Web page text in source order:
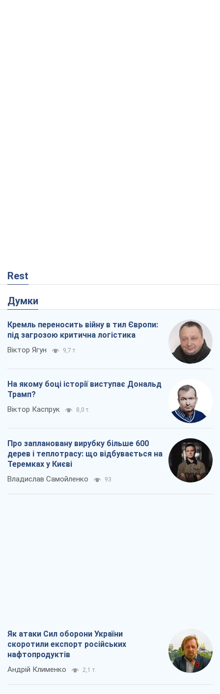
Rest
Думки
Кремль переносить війну в тил Європи:
під загрозою критична логістика
Віктор Ягун 9,7 т.
На якому боці історії виступає Дональд
Трамп?
Віктор Каспрук 8,0 т.
Про заплановану вирубку більше 600
дерев і теплотрасу: що відбувається на
Теремках у Києві
Владислав Самойленко 93
Як атаки Сил оборони України
скоротили експорт російських
нафтопродуктів
Андрій Клименко 2,1 т.